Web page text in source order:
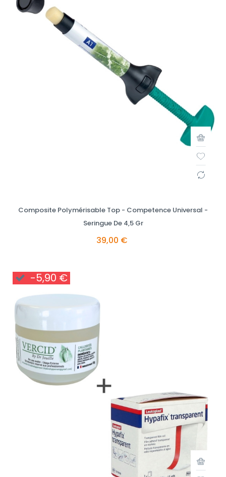
Composite Polymérisable Top - Competence Universal -
Seringue De 4,5 Gr
39,00 €
-5,90 €